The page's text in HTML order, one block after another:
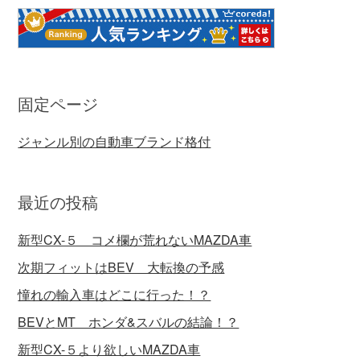
固定ページ
ジャンル別の自動車ブランド格付
最近の投稿
新型CX-５ コメ欄が荒れないMAZDA車
次期フィットはBEV 大転換の予感
憧れの輸入車はどこに行った！？
BEVとMT ホンダ&スバルの結論！？
新型CX-５より欲しいMAZDA車